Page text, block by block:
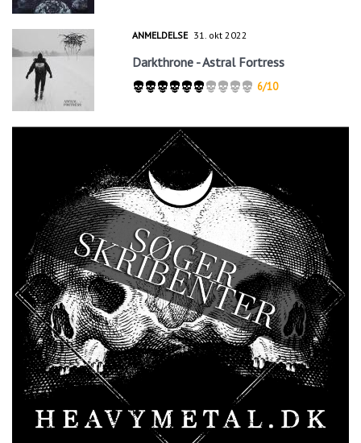
ANMELDELSE 31. okt 2022
Darkthrone - Astral Fortress
6/10